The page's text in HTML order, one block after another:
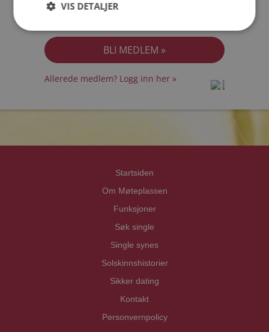
Jeg akseptererMedlemsvilkårene
Allerede medlem? Logg inn her »
Startsiden
Om Møteplassen
Funksjoner
Søk single
Single synes
Solskinnshistorier
Sikker dating
Kontakt
Personvernpolicy
VIS DETALJER